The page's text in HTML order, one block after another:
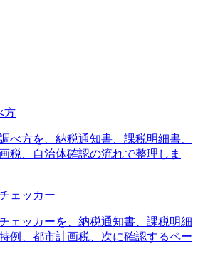
方
べ方を、納税通知書、課税明細書、
税、自治体確認の流れで整理しま
ェッカー
ェッカーを、納税通知書、課税明細
例、都市計画税、次に確認するペー